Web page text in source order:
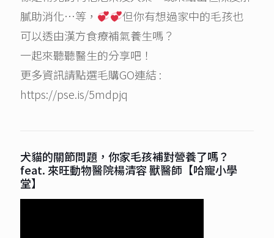
膩助消化…等，
但你有想過家中的毛孩也
可以透由漢方食療補氣養生嗎？
一起來聽聽醫生的分享吧！
更多資訊請點選毛購GO連結 :
https://pse.is/5mdpjq
犬貓的關節問題，你家毛孩補對營養了嗎？
feat. 來旺動物醫院楊清容 獸醫師【哈寵小學
堂】